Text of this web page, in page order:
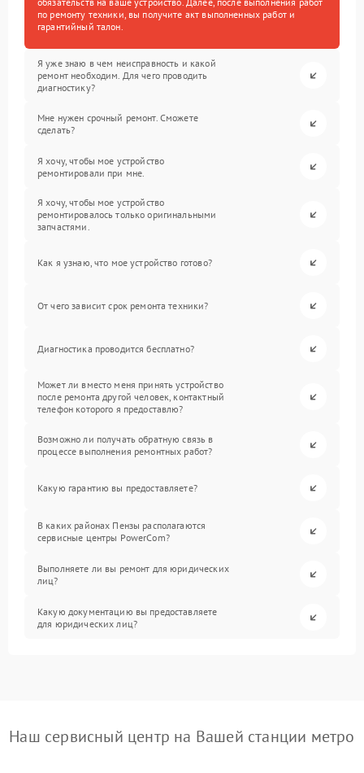
по ремонту техники, вы получите акт выполненных работ и
гарантийный талон.
Я уже знаю в чем неисправность и какой
ремонт необходим. Для чего проводить
диагностику?
Мне нужен срочный ремонт. Сможете
сделать?
Я хочу, чтобы мое устройство
ремонтировали при мне.
Я хочу, чтобы мое устройство
ремонтировалось только оригинальными
запчастями.
Как я узнаю, что мое устройство готово?
От чего зависит срок ремонта техники?
Диагностика проводится бесплатно?
Может ли вместо меня принять устройство
после ремонта другой человек, контактный
телефон которого я предоставлю?
Возможно ли получать обратную связь в
процессе выполнения ремонтных работ?
Какую гарантию вы предоставляете?
В каких районах Пензы располагаются
сервисные центры PowerCom?
Выполняете ли вы ремонт для юридических
лиц?
Какую документацию вы предоставляете
для юридических лиц?
Наш сервисный центр на Вашей станции метро